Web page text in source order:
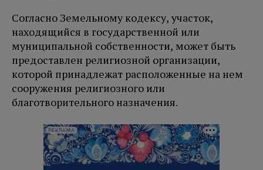
Согласно Земельному кодексу, участок,
находящийся в государственной или
муниципальной собственности, может быть
предоставлен религиозной организации,
которой принадлежат расположенные на нем
сооружения религиозного или
благотворительного назначения.
РЕКЛАМА